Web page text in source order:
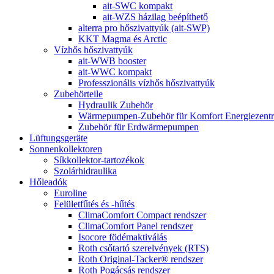
ait-SWC kompakt
ait-WZS házilag beépíthető
alterra pro hőszivattyúk (ait-SWP)
KKT Magma és Arctic
Vízhős hőszivattyúk
ait-WWB booster
ait-WWC kompakt
Professzionális vízhős hőszivattyúk
Zubehörteile
Hydraulik Zubehör
Wärmepumpen-Zubehör für Komfort
Zubehör für Erdwärmepumpen
Lüftungsgeräte
Sonnenkollektoren
Síkkollektor-tartozékok
Szolárhidraulika
Hőleadók
Euroline
Felületfűtés és -hűtés
ClimaComfort Compact rendszer
ClimaComfort Panel rendszer
Isocore födémaktiválás
Roth csőtartó szerelvények (RTS)
Roth Original-Tacker® rendszer
Roth Pogácsás rendszer